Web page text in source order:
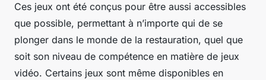
Ces jeux ont été conçus pour être aussi accessibles
que possible, permettant à n’importe qui de se
plonger dans le monde de la restauration, quel que
soit son niveau de compétence en matière de jeux
vidéo. Certains jeux sont même disponibles en